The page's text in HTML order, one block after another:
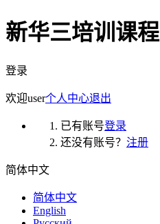
新华三培训课程
登录
欢迎user个人中心退出
已有账号登录
还没有账号？ 注册
简体中文
简体中文
English